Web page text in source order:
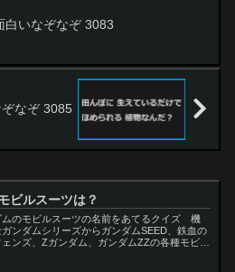
白いなぞなぞ 3083
なぞ 3085
ビルスーツは？
ムのモビルスーツの名前をあてるクイズ 機
ンダムシリーズからガンダムSEED、鉄血の
ェンズ、Zガンダム、ガンダムZZの各種モビル